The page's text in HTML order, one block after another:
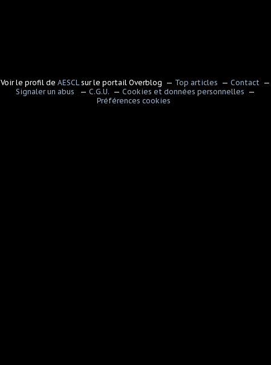
Voir le profil deAESCL sur le portail Overblog Top articles
Contact
Signaler un abus
C.G.U.
Cookies et données personnelles
Préférences cookies